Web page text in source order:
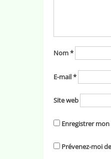
Nom*
E-mail*
Site web
Enregistrer
Prévenez-moi